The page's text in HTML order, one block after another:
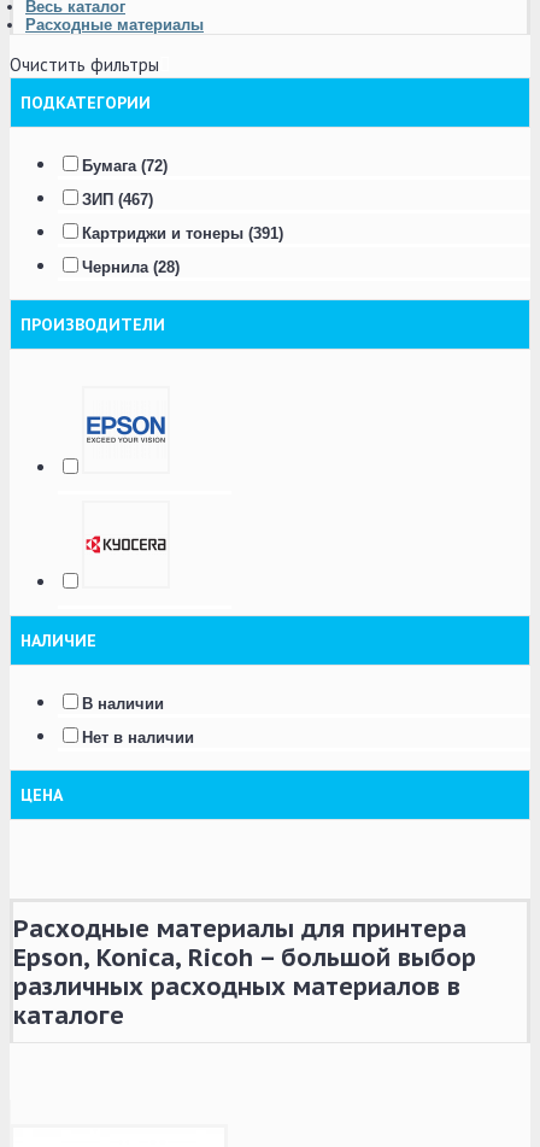
Весь каталог
Расходные материалы
Очистить фильтры
ПОДКАТЕГОРИИ
Бумага (72)
ЗИП (467)
Картриджи и тонеры (391)
Чернила (28)
ПРОИЗВОДИТЕЛИ
НАЛИЧИЕ
В наличии
Нет в наличии
ЦЕНА
Расходные материалы для принтера
Epson, Konica, Ricoh – большой выбор
различных расходных материалов в
каталоге